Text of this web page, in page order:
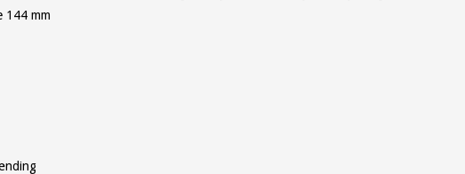
144 mm